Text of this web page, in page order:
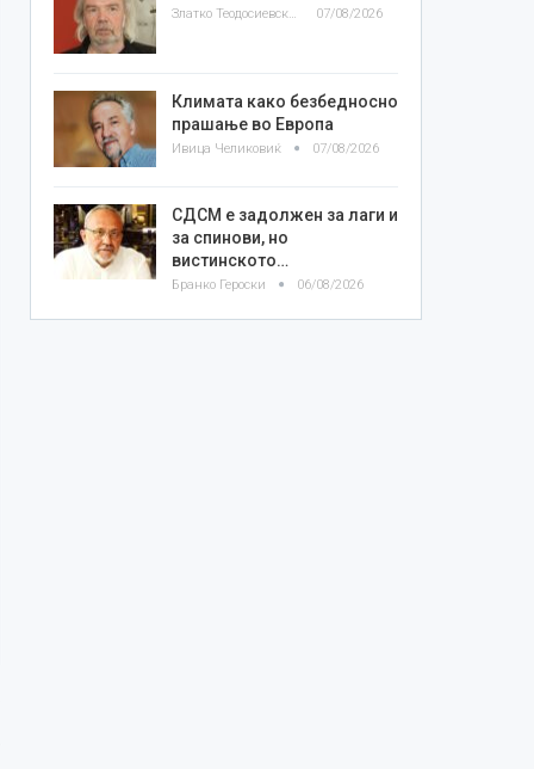
Златко Теодосиевски 07/08/2026
Климата како безбедносно
прашање во Европа
Ивица Челиковиќ 07/08/2026
СДСМ е задолжен за лаги и
за спинови, но
вистинското…
Бранко Героски 06/08/2026